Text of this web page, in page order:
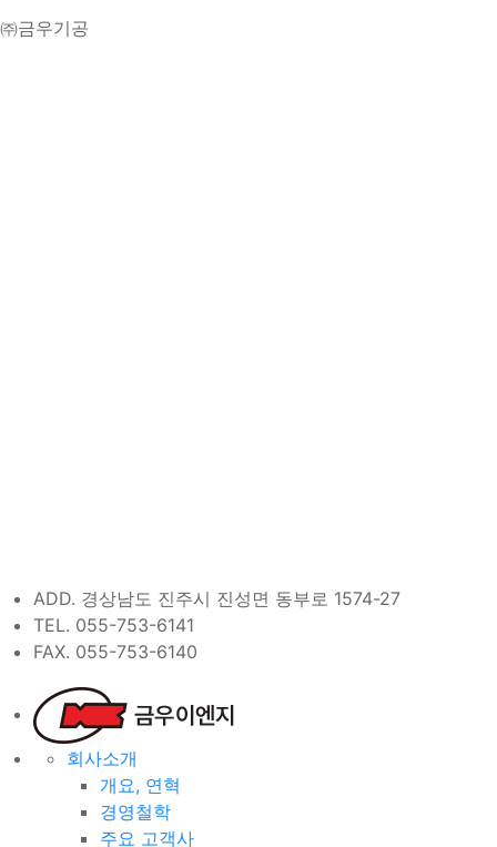
㈜금우기공
ADD. 경상남도 진주시 진성면 동부로 1574-27
TEL. 055-753-6141
FAX. 055-753-6140
회사소개
개요, 연혁
경영철학
주요 고객사